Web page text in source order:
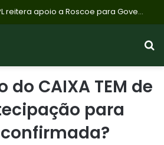
Flávio Bolsonaro: PL reitera apoio a Roscoe para Governo de Minas, mas Cleitinho Azevedo pode retomar candidatura com apoio do PL de Betim
CAIXA TEM de
para